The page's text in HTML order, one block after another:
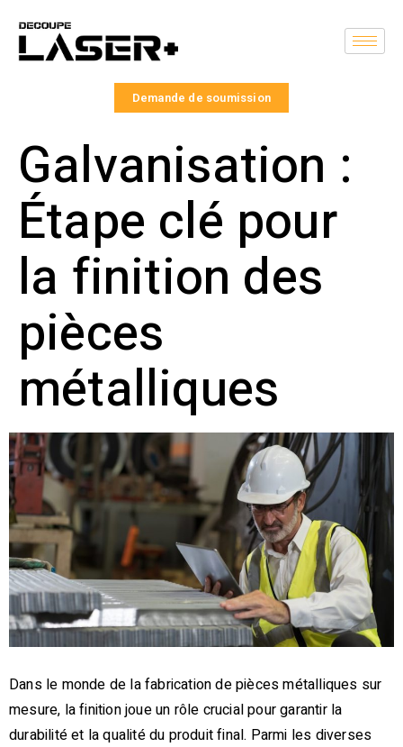
Demande de soumission
Galvanisation :
Étape clé pour
la finition des
pièces
métalliques
Dans le monde de la fabrication de pièces métalliques sur
mesure, la finition joue un rôle crucial pour garantir la
durabilité et la qualité du produit final. Parmi les diverses